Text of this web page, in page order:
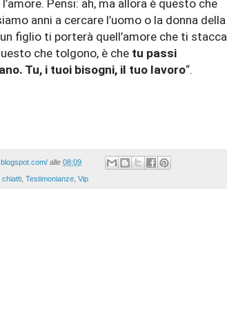
Pensi: ah, ma allora è questo che
anni a cercare l’uomo o la donna della
figlio ti porterà quell’amore che ti stacca
che tolgono, è che tu passi
Tu, i tuoi bisogni, il tuo lavoro“.
alle 08:09
chiatti Testimonianze Vip